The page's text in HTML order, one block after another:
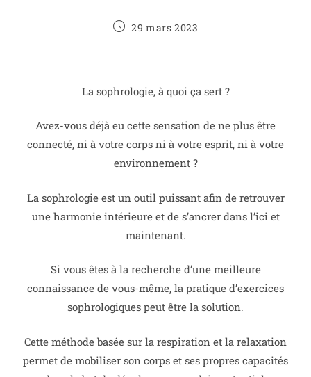
29 mars 2023
La sophrologie, à quoi ça sert ?
Avez-vous déjà eu cette sensation de ne plus être
connecté, ni à votre corps ni à votre esprit, ni à votre
environnement ?
La sophrologie est un outil puissant afin de retrouver
une harmonie intérieure et de s’ancrer dans l’ici et
maintenant.
Si vous êtes à la recherche d’une meilleure
connaissance de vous-même, la pratique d’exercices
sophrologiques peut être la solution.
Cette méthode basée sur la respiration et la relaxation
permet de mobiliser son corps et ses propres capacités